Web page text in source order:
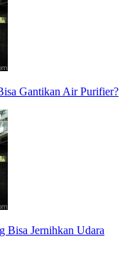
Gantikan Air Purifier?
Bisa Jernihkan Udara